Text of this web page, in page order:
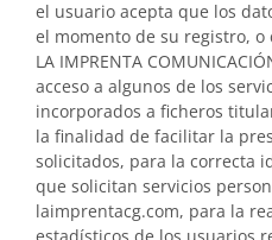
el usuario acepta que los
el momento de su registro,
LA IMPRENTA
acceso a algunos de los
incorporados a ficheros
la finalidad de facilitar la
solicitados, para la correcta
que solicitan servicios
laimprentacg.com, para la